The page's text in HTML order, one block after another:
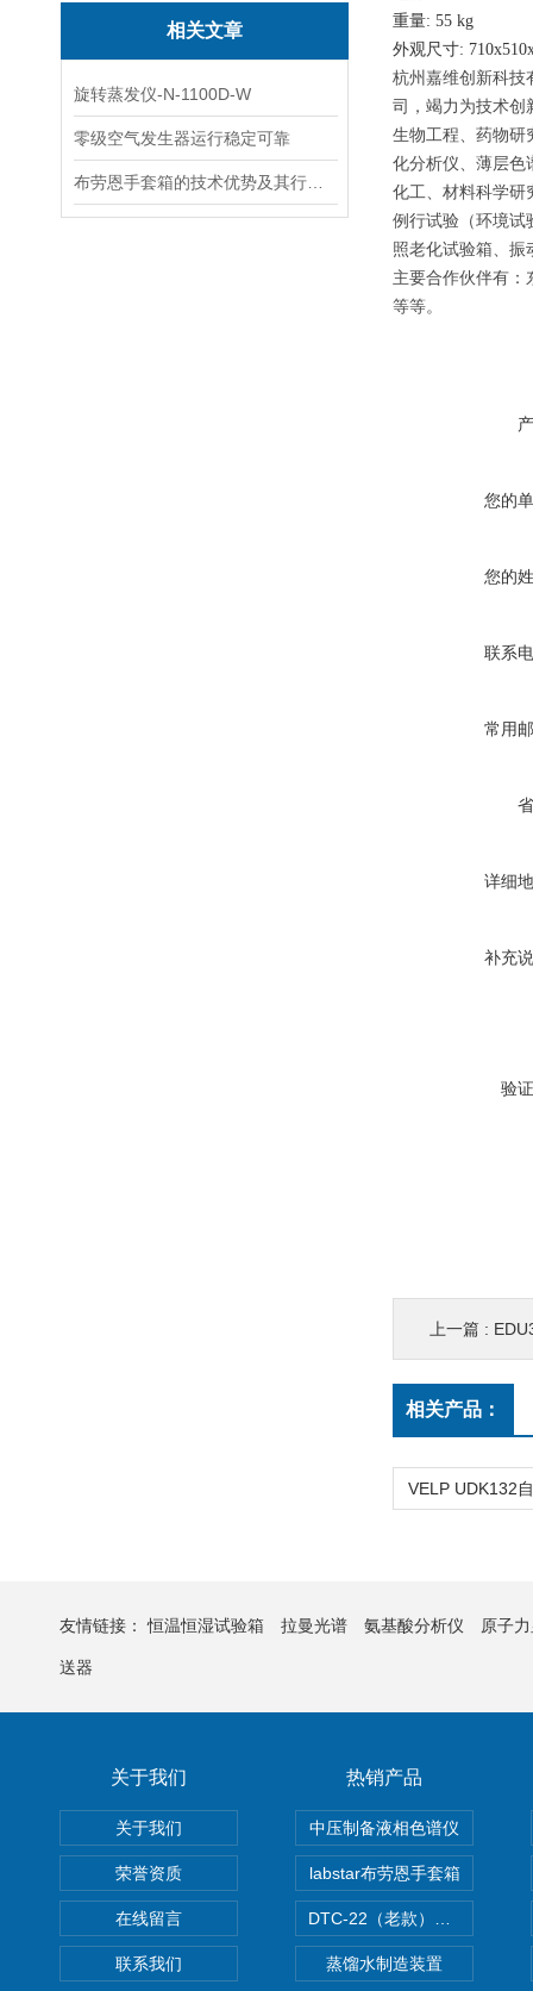
相关文章
旋转蒸发仪-N-1100D-W
零级空气发生器运行稳定可靠
重量: 55 kg
外观尺寸:
杭州嘉维创新科技
司，竭力为技术创
生物工程、药物研
化分析仪、薄层色
化工、材料科学研
例行试验（环境试
照老化试验箱、振
主要合作伙伴有：
等等。
您的
您的
联系
常用
详细
补充
验
上一篇 :
相关产品：
友情链接：恒温恒湿试验箱 拉曼光谱 氨基酸分析仪 原子
送器
关于我们
关于我们
荣誉资质
在线留言
联系我们
热销产品
中压制备液相色谱仪
labstar布劳恩手套箱
蒸馏水制造装置